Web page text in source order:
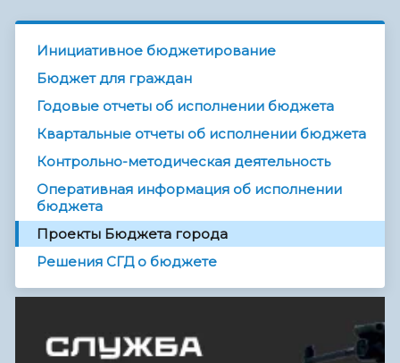
Инициативное бюджетирование
Бюджет для граждан
Годовые отчеты об исполнении бюджета
Квартальные отчеты об исполнении бюджета
Контрольно-методическая деятельность
Оперативная информация об исполнении
бюджета
Проекты Бюджета города
Решения СГД о бюджете